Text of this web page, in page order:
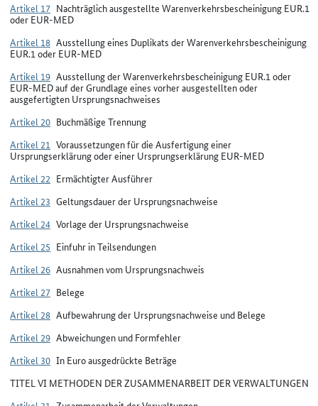
Artikel 17 Nachträglich ausgestellte Warenverkehrsbescheinigung EUR.1
oder EUR-MED
Artikel 18 Ausstellung eines Duplikats der Warenverkehrsbescheinigung
EUR.1 oder EUR-MED
Artikel 19 Ausstellung der Warenverkehrsbescheinigung EUR.1 oder
EUR-MED auf der Grundlage eines vorher ausgestellten oder
ausgefertigten Ursprungsnachweises
Artikel 20 Buchmäßige Trennung
Artikel 21 Voraussetzungen für die Ausfertigung einer
Ursprungserklärung oder einer Ursprungserklärung EUR-MED
Artikel 22 Ermächtigter Ausführer
Artikel 23 Geltungsdauer der Ursprungsnachweise
Artikel 24 Vorlage der Ursprungsnachweise
Artikel 25 Einfuhr in Teilsendungen
Artikel 26 Ausnahmen vom Ursprungsnachweis
Artikel 27 Belege
Artikel 28 Aufbewahrung der Ursprungsnachweise und Belege
Artikel 29 Abweichungen und Formfehler
Artikel 30 In Euro ausgedrückte Beträge
TITEL VI METHODEN DER ZUSAMMENARBEIT DER VERWALTUNGEN